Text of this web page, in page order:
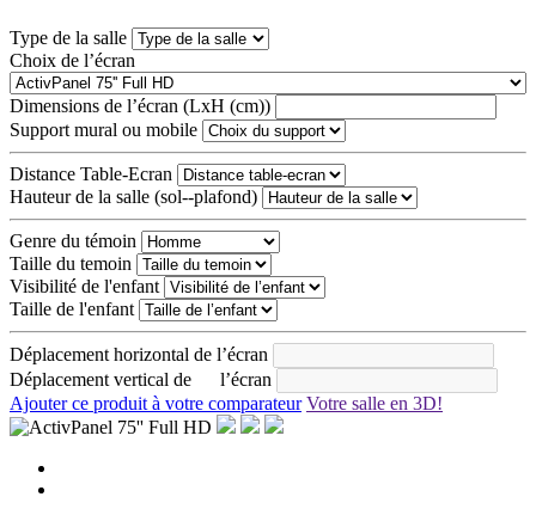
Type de la salle
Choix de l’écran
Dimensions de l’écran (LxH (cm))
Support mural ou mobile
Distance Table-Ecran
Hauteur de la salle (sol--plafond)
Genre du témoin
Taille du temoin
Visibilité de l'enfant
Taille de l'enfant
Déplacement horizontal de l’écran
Déplacement vertical de l’écran
Ajouter ce produit à votre comparateur Votre salle en 3D!